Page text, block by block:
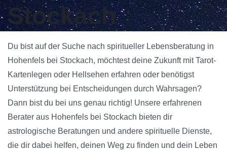
Stockach
Du bist auf der Suche nach spiritueller Lebensberatung in
Hohenfels bei Stockach, möchtest deine Zukunft mit Tarot-
Kartenlegen oder Hellsehen erfahren oder benötigst
Unterstützung bei Entscheidungen durch Wahrsagen?
Dann bist du bei uns genau richtig! Unsere erfahrenen
Berater aus Hohenfels bei Stockach bieten dir
astrologische Beratungen und andere spirituelle Dienste,
die dir dabei helfen, deinen Weg zu finden und dein Leben